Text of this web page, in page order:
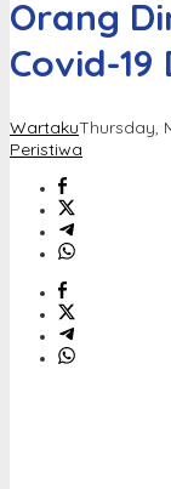
Orang
Covid-
WartakuThursday,
Peristiwa